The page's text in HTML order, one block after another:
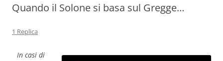
Quando il Solone si basa sul Gregge…
1 Replica
In casi di